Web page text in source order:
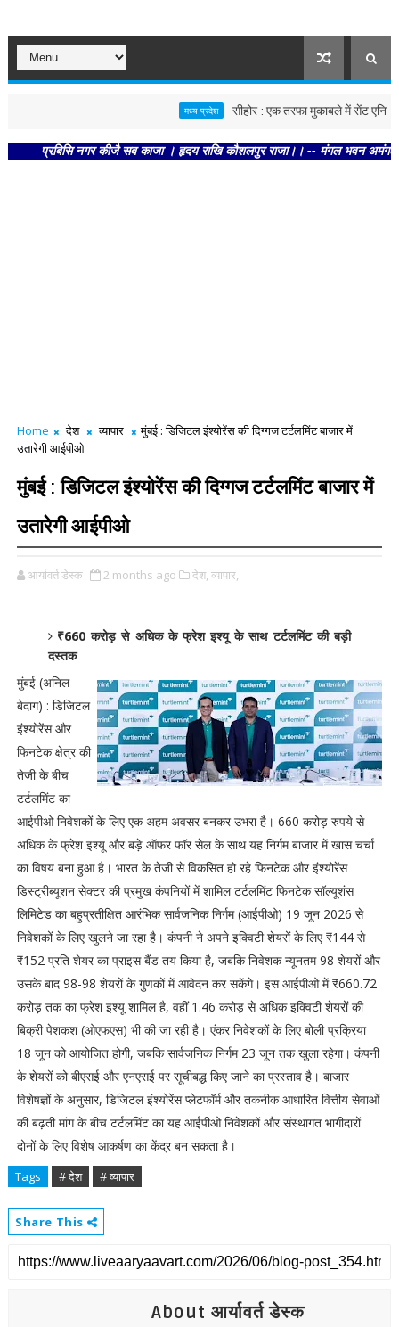
मध्य प्रदेश सीहोर : एक तरफा मुकाबले में सेंट एनिस ने
प्रबिसि नगर कीजै सब काजा । हृदय राखि कौशलपुर राजा।। -- मंगल भवन अमंगल
Home देश व्यापार
मुंबई : डिजिटल इंश्योरेंस की दिग्गज टर्टलमिंट बाजार में
उतारेगी आईपीओ
मुंबई : डिजिटल इंश्योरेंस की दिग्गज टर्टलमिंट बाजार में
उतारेगी आईपीओ
आर्यावर्त डेस्क 2 months ago देश, व्यापार,
₹660 करोड़ से अधिक के फ्रेश इश्यू के साथ टर्टलमिंट की बड़ी
दस्तक
मुंबई (अनिल
बेदाग) : डिजिटल
इंश्योरेंस और
फिनटेक क्षेत्र की
तेजी के बीच
टर्टलमिंट का
आईपीओ निवेशकों के लिए एक अहम अवसर बनकर उभरा है। 660 करोड़ रुपये से
अधिक के फ्रेश इश्यू और बड़े ऑफर फॉर सेल के साथ यह निर्गम बाजार में खास चर्चा
का विषय बना हुआ है। भारत के तेजी से विकसित हो रहे फिनटेक और इंश्योरेंस
डिस्ट्रीब्यूशन सेक्टर की प्रमुख कंपनियों में शामिल टर्टलमिंट फिनटेक सॉल्यूशंस
लिमिटेड का बहुप्रतीक्षित आरंभिक सार्वजनिक निर्गम (आईपीओ) 19 जून 2026 से
निवेशकों के लिए खुलने जा रहा है। कंपनी ने अपने इक्विटी शेयरों के लिए ₹144 से
₹152 प्रति शेयर का प्राइस बैंड तय किया है, जबकि निवेशक न्यूनतम 98 शेयरों और
उसके बाद 98-98 शेयरों के गुणकों में आवेदन कर सकेंगे। इस आईपीओ में ₹660.72
करोड़ तक का फ्रेश इश्यू शामिल है, वहीं 1.46 करोड़ से अधिक इक्विटी शेयरों की
बिक्री पेशकश (ओएफएस) भी की जा रही है। एंकर निवेशकों के लिए बोली प्रक्रिया
18 जून को आयोजित होगी, जबकि सार्वजनिक निर्गम 23 जून तक खुला रहेगा। कंपनी
के शेयरों को बीएसई और एनएसई पर सूचीबद्ध किए जाने का प्रस्ताव है। बाजार
विशेषज्ञों के अनुसार, डिजिटल इंश्योरेंस प्लेटफॉर्म और तकनीक आधारित वित्तीय सेवाओं
की बढ़ती मांग के बीच टर्टलमिंट का यह आईपीओ निवेशकों और संस्थागत भागीदारों
दोनों के लिए विशेष आकर्षण का केंद्र बन सकता है।
Tags # देश # व्यापार
Share This
About आर्यावर्त डेस्क